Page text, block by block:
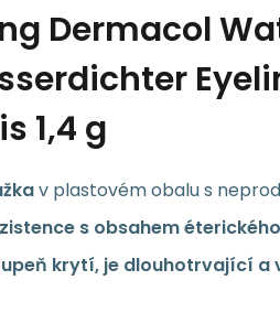
Dermacol
1,4 g
v plastovém obalu s
s obsahem
krytí, je dlouhotrvající a